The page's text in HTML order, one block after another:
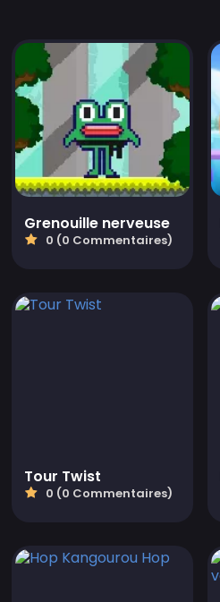
Grenouille nerveuse
0 (0 Commentaires)
Tour Twist
0 (0 Commentaires)